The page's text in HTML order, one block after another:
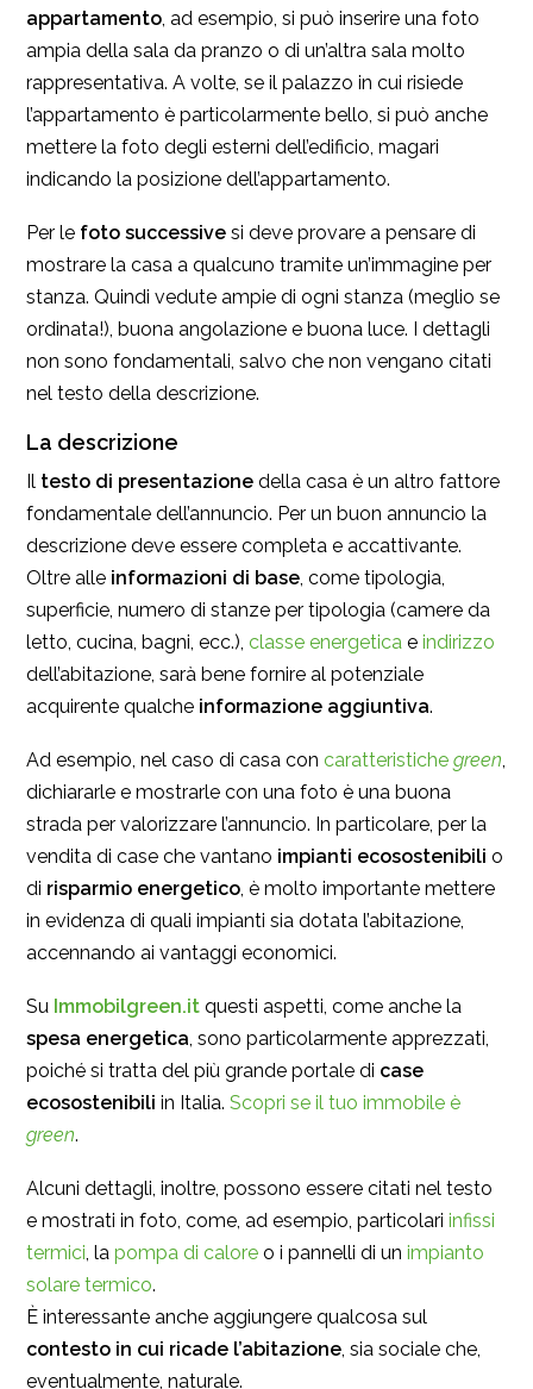
appartamento, ad esempio, si può inserire una foto
ampia della sala da pranzo o di un’altra sala molto
rappresentativa. A volte, se il palazzo in cui risiede
l’appartamento è particolarmente bello, si può anche
mettere la foto degli esterni dell’edificio, magari
indicando la posizione dell’appartamento.
Per le foto successive si deve provare a pensare di
mostrare la casa a qualcuno tramite un’immagine per
stanza. Quindi vedute ampie di ogni stanza (meglio se
ordinata!), buona angolazione e buona luce. I dettagli
non sono fondamentali, salvo che non vengano citati
nel testo della descrizione.
La descrizione
Il testo di presentazione della casa è un altro fattore
fondamentale dell’annuncio. Per un buon annuncio la
descrizione deve essere completa e accattivante.
Oltre alle informazioni di base, come tipologia,
superficie, numero di stanze per tipologia (camere da
letto, cucina, bagni, ecc.), classe energetica e indirizzo
dell’abitazione, sarà bene fornire al potenziale
acquirente qualche informazione aggiuntiva.
Ad esempio, nel caso di casa con caratteristiche green,
dichiararle e mostrarle con una foto è una buona
strada per valorizzare l’annuncio. In particolare, per la
vendita di case che vantano impianti ecosostenibili o
di risparmio energetico, è molto importante mettere
in evidenza di quali impianti sia dotata l’abitazione,
accennando ai vantaggi economici.
Su Immobilgreen.it questi aspetti, come anche la
spesa energetica, sono particolarmente apprezzati,
poiché si tratta del più grande portale di case
ecosostenibili in Italia. Scopri se il tuo immobile è
green.
Alcuni dettagli, inoltre, possono essere citati nel testo
e mostrati in foto, come, ad esempio, particolari infissi
termici, la pompa di calore o i pannelli di un impianto
solare termico.
È interessante anche aggiungere qualcosa sul
contesto in cui ricade l’abitazione, sia sociale che,
eventualmente, naturale.